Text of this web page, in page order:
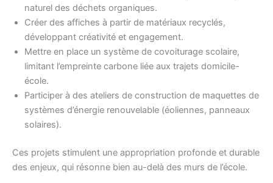
naturel des déchets organiques.
Créer des affiches à partir de matériaux recyclés,
développant créativité et engagement.
Mettre en place un système de covoiturage scolaire,
limitant l’empreinte carbone liée aux trajets domicile-
école.
Participer à des ateliers de construction de maquettes de
systèmes d’énergie renouvelable (éoliennes, panneaux
solaires).
Ces projets stimulent une appropriation profonde et durable
des enjeux, qui résonne bien au-delà des murs de l’école.